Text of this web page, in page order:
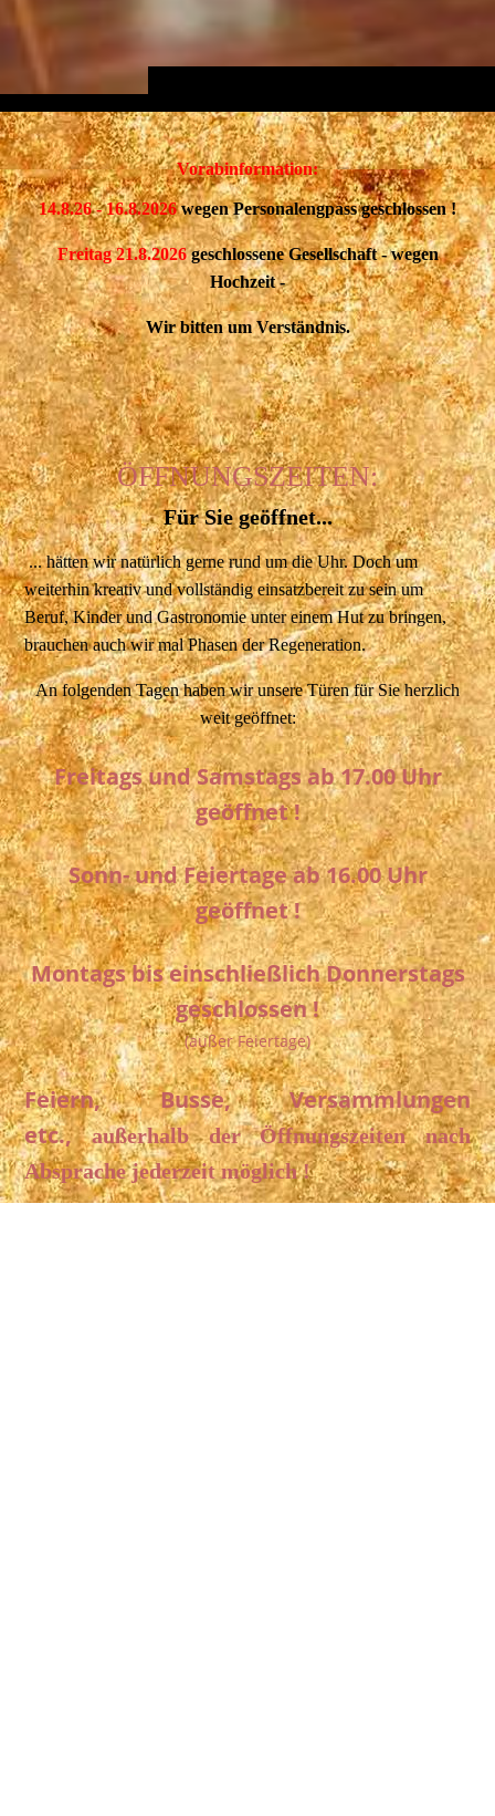
Vorabinformation:
14.8.26 - 16.8.2026wegen Personalengpass geschlossen !
Freitag 21.8.2026geschlossene Gesellschaft - wegen
Hochzeit -
Wir bitten um Verständnis.
ÖFFNUNGSZEITEN:
Für Sie geöffnet...
... hätten wir natürlich gerne rund um die Uhr. Doch um
weiterhin kreativ und vollständig einsatzbereit zu sein um
Beruf, Kinder und Gastronomie unter einem Hut zu bringen,
brauchen auch wir mal Phasen der Regeneration.
An folgenden Tagen haben wir unsere Türen für Sie herzlich
weit geöffnet:
Freitags und Samstags ab 17.00 Uhr
geöffnet !
Sonn- und Feiertage ab 16.00 Uhr
geöffnet !
Montags bis einschließlich Donnerstags
geschlossen !
(außer Feiertage)
Feiern, Busse, Versammlungen
etc.,außerhalb der Öffnungszeitennach
Absprache jederzeit möglich !